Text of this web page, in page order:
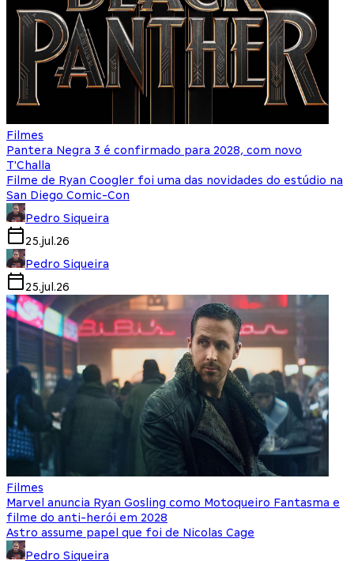
Filmes
Pantera Negra 3 é confirmado para 2028, com novo
T'Challa
Filme de Ryan Coogler foi uma das novidades do estúdio na
San Diego Comic-Con
Pedro Siqueira
25.jul.26
Pedro Siqueira
25.jul.26
Filmes
Marvel anuncia Ryan Gosling como Motoqueiro Fantasma e
filme do anti-herói em 2028
Astro assume papel que foi de Nicolas Cage
Pedro Siqueira